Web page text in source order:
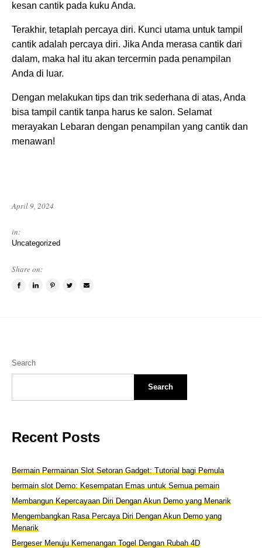
kesan cantik pada kuku Anda.
Terakhir, tetaplah percaya diri. Kunci utama untuk tampil
cantik adalah percaya diri. Jika Anda merasa cantik dari
dalam, maka hal itu akan tercermin pada penampilan
Anda di luar.
Dengan melakukan tips dan trik sederhana di atas, Anda
bisa tampil cantik tanpa harus ke salon. Selamat
merayakan Lebaran dengan penampilan yang cantik dan
menawan!
April 9, 2024
in:
Uncategorized
Share on:
Share Share Pin
Tweet Email
Search
Search
Recent Posts
Bermain Permainan Slot Setoran Gadget: Tutorial bagi Pemula
bermain slot Demo: Kesempatan Emas untuk Semua pemain
Membangun Kepercayaan Diri Dengan Akun Demo yang Menarik
Mengembangkan Rasa Percaya Diri Dengan Akun Demo yang
Menarik
Bergeser Menuju Kemenangan Togel Dengan Rubah 4D